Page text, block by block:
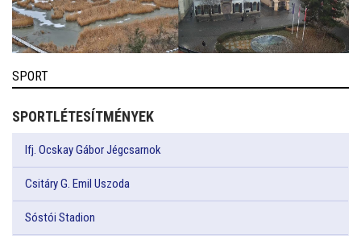
SPORT
SPORTLÉTESÍTMÉNYEK
Ifj. Ocskay Gábor Jégcsarnok
Csitáry G. Emil Uszoda
Sóstói Stadion